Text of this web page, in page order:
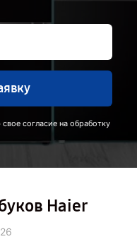
согласие на обработку
Haier